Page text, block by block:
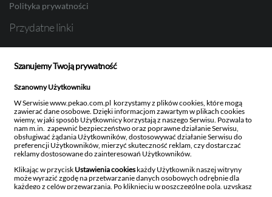
RON
ILS
Polityka prywatności
Przydatne linki
Bank Pekao S.A.
Obligacje Skarbowe
Ustawienia newslettera
Bank Polska Kasa Opieki Spółka Akcyjna z siedzibą w Warszawie, ul. Żubra 1, 01-066
Warszawa, wpisany do rejestru przedsiębiorców w Sądzie Rejonowym dla m.st.
Warszawy w Warszawie, XIII Wydział Gospodarczy Krajowego Rejestru Sądowego,
KRS: 0000014843, NIP: 526-00-06-841, REGON: 000010205, wysokość kapitału
Szanujemy Twoją prywatność
Szanowny Użytkowniku
W Serwisie www.pekao.com.pl korzystamy z plików cookies, które mogą
zawierać dane osobowe. Dzięki informacjom zawartym w plikach cookies
wiemy, w jaki sposób Użytkownicy korzystają z naszego Serwisu. Pozwala to
nam m.in. zapewnić bezpieczeństwo oraz poprawne działanie Serwisu,
obsługiwać żądania Użytkowników, dostosowywać działanie Serwisu do
preferencji Użytkowników, mierzyć skuteczność reklam, czy dostarczać
reklamy dostosowane do zainteresowań Użytkowników.
Klikając w przycisk Ustawienia cookieskażdy Użytkownik naszej witryny
może wyrazić zgodę na przetwarzanie danych osobowych odrębnie dla
każdego z celów przewarzania. Po kliknięciu w poszczególne pola, uzyskasz